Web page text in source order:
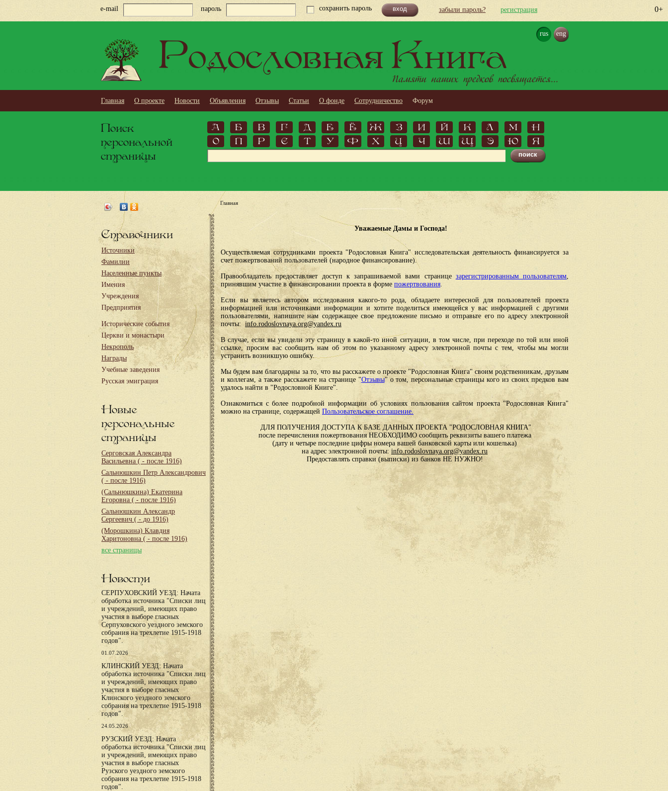
0+
e-mail пароль сохранить пароль забыли пароль? регистрация
rus eng
Родословная Книга
Памяти наших предков посвящается...
Главная О проекте Новости Объявления Отзывы Статьи О фонде Сотрудничество Форум
Поиск
персональной
страницы
А Б В Г Д Е Ё Ж З И Й К Л М
Н
О
П Р С Т У Ф Х Ц Ч Ш Щ Э Ю Я
Справочники
Источники
Фамилии
Населенные пункты
Имения
Учреждения
Предприятия
Исторические события
Церкви и монастыри
Некрополь
Награды
Учебные заведения
Русская эмиграция
Новые
персональные
страницы
Серговская Александра
Васильевна ( - после 1916)
Сальнюшкин Петр Александрович
( - после 1916)
(Сальнюшкина) Екатерина
Егоровна ( - после 1916)
Сальнюшкин Александр
Сергеевич ( - до 1916)
(Морошкина) Клавдия
Харитоновна ( - после 1916)
все страницы
Новости
СЕРПУХОВСКИЙ УЕЗД: Начата
обработка источника "Списки лиц
и учреждений, имеющих право
участия в выборе гласных
Серпуховского уездного земского
собрания на трехлетие 1915-1918
годов".
01.07.2026
КЛИНСКИЙ УЕЗД: Начата
обработка источника "Списки лиц
и учреждений, имеющих право
участия в выборе гласных
Клинского уездного земского
собрания на трехлетие 1915-1918
годов".
24.05.2026
РУЗСКИЙ УЕЗД: Начата
обработка источника "Списки лиц
и учреждений, имеющих право
участия в выборе гласных
Рузского уездного земского
собрания на трехлетие 1915-1918
годов".
Главная
Уважаемые Дамы и Господа!
Осуществляемая сотрудниками проекта "Родословная Книга" исследовательская деятельность финансируется за
счет пожертвований пользователей (народное финансирование).
Правообладатель предоставляет доступ к запрашиваемой вами странице зарегистрированным пользователям,
принявшим участие в финансировании проекта в форме пожертвования.
Если вы являетесь автором исследования какого-то рода, обладаете интересной для пользователей проекта
информацией или источниками информации и хотите поделиться имеющейся у вас информацией с другими
пользователями, напишите нам содержащее свое предложение письмо и отправьте его по адресу электронной
почты: info.rodoslovnaya.org@yandex.ru
В случае, если вы увидели эту страницу в какой-то иной ситуации, в том числе, при переходе по той или иной
ссылке, просим вас сообщить нам об этом по указанному адресу электронной почты с тем, чтобы мы могли
устранить возникшую ошибку.
Мы будем вам благодарны за то, что вы расскажете о проекте "Родословная Книга" своим родственникам, друзьям
и коллегам, а также расскажете на странице "Отзывы" о том, персональные страницы кого из своих предков вам
удалось найти в "Родословной Книге".
Ознакомиться с более подробной информации об условиях пользования сайтом проекта "Родословная Книга"
можно на странице, содержащей Пользовательское соглашение.
ДЛЯ ПОЛУЧЕНИЯ ДОСТУПА К БАЗЕ ДАННЫХ ПРОЕКТА "РОДОСЛОВНАЯ КНИГА"
после перечисления пожертвования НЕОБХОДИМО сообщить реквизиты вашего платежа
(дату и четыре последние цифры номера вашей банковской карты или кошелька)
на адрес электронной почты: info.rodoslovnaya.org@yandex.ru
Предоставлять справки (выписки) из банков НЕ НУЖНО!